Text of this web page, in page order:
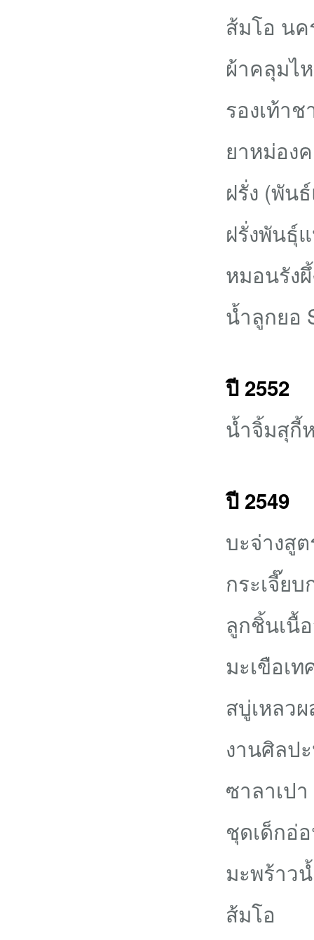
ส้มโอ น
ผ้าคลุมไ
รองเท้าช
ยาหม่อง
ฝรั่ง (พัน
ฝรั่งพันธุ์
หมอนรัง
น้ำลูกยอ
ปี 2552
น้ำจิ้มสุกี้
ปี 2549
บะจ่างสู
กระเจี๊ย
ลูกชิ้นเนื้
มะเขือเ
สบู่เหลว
งานศิลป
ซาลาเปา
ชุดเด็กอ่
มะพร้าว
ส้มโอ